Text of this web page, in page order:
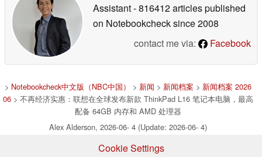
Assistant- 816412 articles published
on Notebookchecksince 2008
contact me via:
Facebook
> Notebookcheck中文版（NBC中国） > 新闻 > 新闻档案 > 新闻档案 2026
06 > 不再经济实惠：联想在全球发布新款 ThinkPad L16 笔记本电脑，最高
配备 64GB 内存和 AMD 处理器
Alex Alderson, 2026-06- 4 (Update: 2026-06- 4)
Cookie Settings